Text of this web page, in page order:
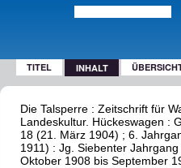
TITEL INHALT
Die Talsperre : Zeitschrift für
Landeskultur. Hückeswagen :
18 (21. März 1904) ; 6.
1911) : Jg. Siebenter
Oktober 1908 bis September